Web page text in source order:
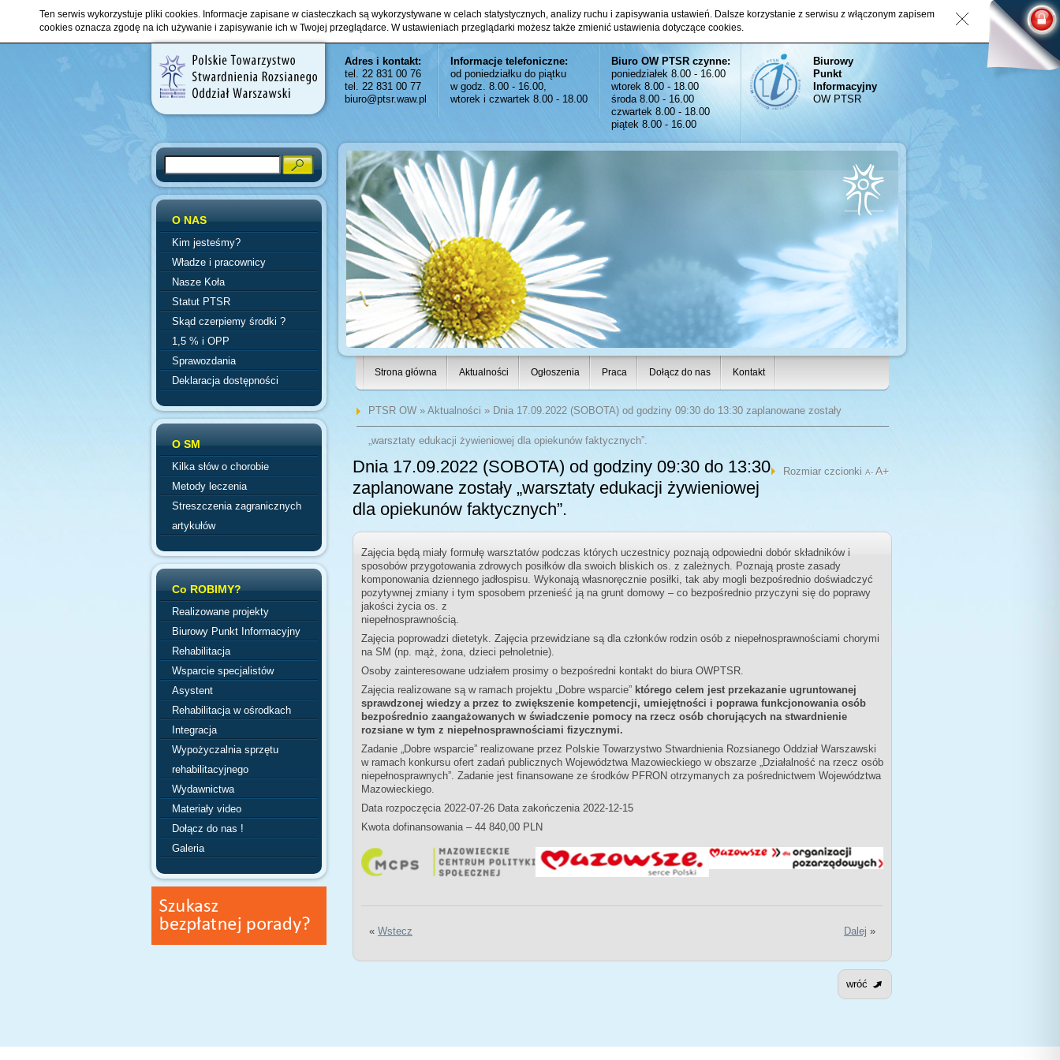
Ten serwis wykorzystuje pliki cookies. Informacje zapisane w ciasteczkach są wykorzystywane w celach statystycznych, analizy ruchu i zapisywania ustawień. Dalsze korzystanie z serwisu z włączonym zapisem
cookies oznacza zgodę na ich używanie i zapisywanie ich w Twojej przeglądarce. W ustawieniach przeglądarki możesz także zmienić ustawienia dotyczące cookies.
Adres i kontakt:
tel. 22 831 00 76
tel. 22 831 00 77
biuro@ptsr.waw.pl
Informacje telefoniczne:
od poniedziałku do piątku
w godz. 8.00 - 16.00,
wtorek i czwartek 8.00 - 18.00
Biuro OW PTSR czynne:
poniedziałek 8.00 - 16.00
wtorek 8.00 - 18.00
środa 8.00 - 16.00
czwartek 8.00 - 18.00
piątek 8.00 - 16.00
Biurowy
Punkt
Informacyjny
OW PTSR
Search
O NAS
Kim jesteśmy?
Władze i pracownicy
Nasze Koła
Statut PTSR
Skąd czerpiemy środki ?
1,5 % i OPP
Sprawozdania
Deklaracja dostępności
O SM
Kilka słów o chorobie
Metody leczenia
Streszczenia zagranicznych
artykułów
Co ROBIMY?
Realizowane projekty
Biurowy Punkt Informacyjny
Rehabilitacja
Wsparcie specjalistów
Asystent
Rehabilitacja w ośrodkach
Integracja
Wypożyczalnia sprzętu
rehabilitacyjnego
Wydawnictwa
Materiały video
Dołącz do nas !
Galeria
Strona główna Aktualności Ogłoszenia Praca Dołącz do nas Kontakt
PTSR OW» Aktualności » Dnia 17.09.2022 (SOBOTA) od godziny 09:30 do 13:30 zaplanowane zostały
„warsztaty edukacji żywieniowej dla opiekunów faktycznych”.
Rozmiar czcionki A-A+
Dnia 17.09.2022 (SOBOTA) od godziny 09:30 do 13:30
zaplanowane zostały „warsztaty edukacji żywieniowej
dla opiekunów faktycznych”.
Zajęcia będą miały formułę warsztatów podczas których uczestnicy poznają odpowiedni dobór składników i
sposobów przygotowania zdrowych posiłków dla swoich bliskich os. z zależnych. Poznają proste zasady
komponowania dziennego jadłospisu. Wykonają własnoręcznie posiłki, tak aby mogli bezpośrednio doświadczyć
pozytywnej zmiany i tym sposobem przenieść ją na grunt domowy – co bezpośrednio przyczyni się do poprawy
jakości życia os. z
niepełnosprawnością.
Zajęcia poprowadzi dietetyk. Zajęcia przewidziane są dla członków rodzin osób z niepełnosprawnościami chorymi
na SM (np. mąż, żona, dzieci pełnoletnie).
Osoby zainteresowane udziałem prosimy o bezpośredni kontakt do biura OWPTSR.
Zajęcia realizowane są w ramach projektu „Dobre wsparcie” którego celem jest przekazanie ugruntowanej
sprawdzonej wiedzy a przez to zwiększenie kompetencji, umiejętności i poprawa funkcjonowania osób
bezpośrednio zaangażowanych w świadczenie pomocy na rzecz osób chorujących na stwardnienie
rozsiane w tym z niepełnosprawnościami fizycznymi.
Zadanie „Dobre wsparcie” realizowane przez Polskie Towarzystwo Stwardnienia Rozsianego Oddział Warszawski
w ramach konkursu ofert zadań publicznych Województwa Mazowieckiego w obszarze „Działalność na rzecz osób
niepełnosprawnych”. Zadanie jest finansowane ze środków PFRON otrzymanych za pośrednictwem Województwa
Mazowieckiego.
Data rozpoczęcia 2022-07-26 Data zakończenia 2022-12-15
Kwota dofinansowania – 44 840,00 PLN
« Wstecz Dalej »
wróć